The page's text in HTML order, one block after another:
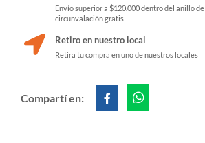
Envío superior a $120.000 dentro del anillo de
circunvalación gratis
Retiro en nuestro local
Retira tu compra en uno de nuestros locales
Compartí en: